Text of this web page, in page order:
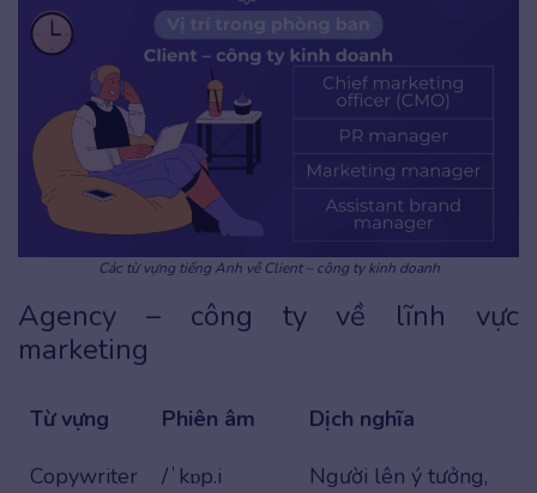
Các từ vựng tiếng Anh về Client – công ty kinh doanh
Agency – công ty về lĩnh vực
marketing
Từ vựng Phiên âm
Dịch nghĩa
Copywriter
/ˈkɒp.i
Người lên ý tưởng,